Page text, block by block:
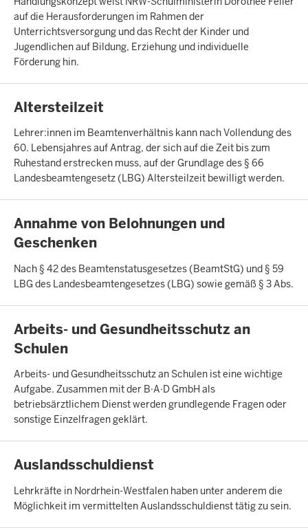
auf die Herausforderungen im Rahmen der
Unterrichtsversorgung und das Recht der Kinder und
Jugendlichen auf Bildung, Erziehung und individuelle
Förderung hin.
INHALTSSEITE
Altersteilzeit
Lehrer:innen im Beamtenverhältnis kann nach Vollendung des
60. Lebensjahres auf Antrag, der sich auf die Zeit bis zum
Ruhestand erstrecken muss, auf der Grundlage des § 66
Landesbeamtengesetz (LBG) Altersteilzeit bewilligt werden.
INHALTSSEITE
Annahme von Belohnungen und
Geschenken
Nach § 42 des Beamtenstatusgesetzes (BeamtStG) und § 59
LBG des Landesbeamtengesetzes (LBG) sowie gemäß § 3 Abs.
INHALTSSEITE
Arbeits- und Gesundheitsschutz an
Schulen
Arbeits- und Gesundheitsschutz an Schulen ist eine wichtige
Aufgabe. Zusammen mit der B·A·D GmbH als
betriebsärztlichem Dienst werden grundlegende Fragen oder
sonstige Einzelfragen geklärt.
INHALTSSEITE
Auslandsschuldienst
Lehrkräfte in Nordrhein-Westfalen haben unter anderem die
Möglichkeit im vermittelten Auslandsschuldienst tätig zu sein.